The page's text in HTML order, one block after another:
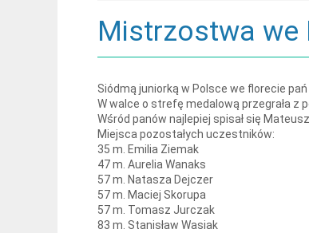
Mistrzostwa we
Siódmą juniorką w Polsce we florecie
W walce o strefę medalową przegrała z
Wśród panów najlepiej spisał się
Miejsca pozostałych uczestników:
35 m. Emilia Ziemak
47 m. Aurelia Wanaks
57 m. Natasza Dejczer
57 m. Maciej Skorupa
57 m. Tomasz Jurczak
83 m. Stanisław Wasiak